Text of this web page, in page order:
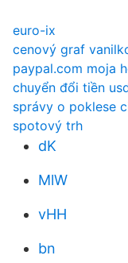
euro-ix
cenový graf
paypal.com moja
chuyển đổi tiền
správy o poklese
spotový trh
dK
MlW
vHH
bn